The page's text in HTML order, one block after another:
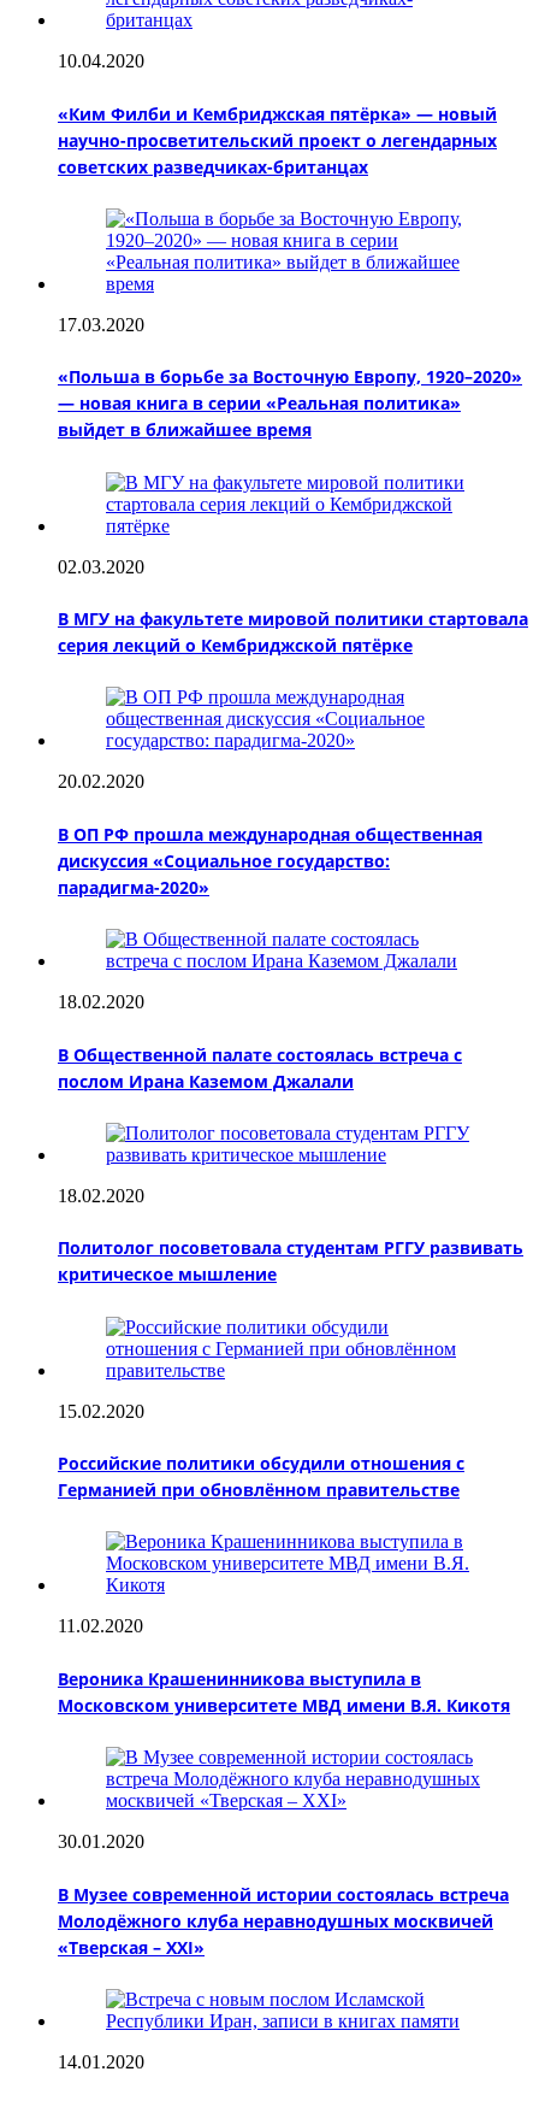
10.04.2020
«Ким Филби и Кембриджская пятёрка» — новый
научно-просветительский проект о легендарных
советских разведчиках-британцах
17.03.2020
«Польша в борьбе за Восточную Европу, 1920–2020»
— новая книга в серии «Реальная политика»
выйдет в ближайшее время
02.03.2020
В МГУ на факультете мировой политики стартовала
серия лекций о Кембриджской пятёрке
20.02.2020
В ОП РФ прошла международная общественная
дискуссия «Социальное государство:
парадигма-2020»
18.02.2020
В Общественной палате состоялась встреча с
послом Ирана Каземом Джалали
18.02.2020
Политолог посоветовала студентам РГГУ развивать
критическое мышление
15.02.2020
Российские политики обсудили отношения с
Германией при обновлённом правительстве
11.02.2020
Вероника Крашенинникова выступила в
Московском университете МВД имени В.Я. Кикотя
30.01.2020
В Музее современной истории состоялась встреча
Молодёжного клуба неравнодушных москвичей
«Тверская – XXI»
14.01.2020